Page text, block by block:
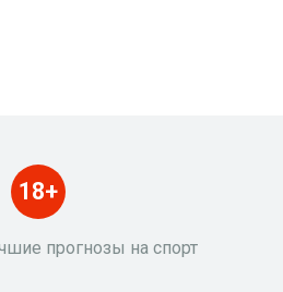
прогнозы на спорт
18+